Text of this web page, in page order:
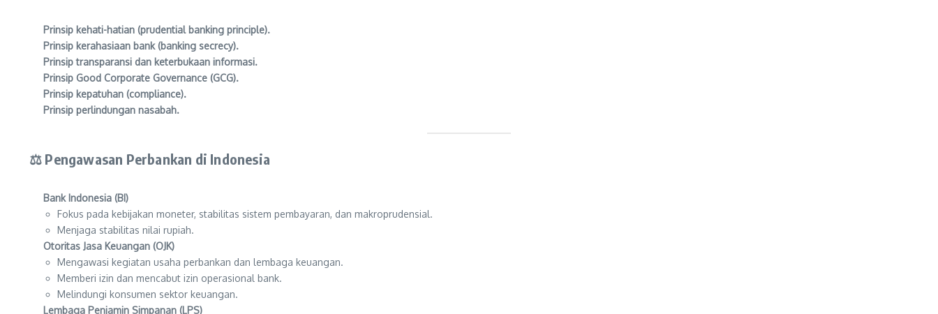
Prinsip kehati-hatian (prudential banking principle).
Prinsip kerahasiaan bank (banking secrecy).
Prinsip transparansi dan keterbukaan informasi.
Prinsip Good Corporate Governance (GCG).
Prinsip kepatuhan (compliance).
Prinsip perlindungan nasabah.
⚖️ Pengawasan Perbankan di Indonesia
Bank Indonesia (BI)
Fokus pada kebijakan moneter, stabilitas sistem pembayaran, dan makroprudensial.
Menjaga stabilitas nilai rupiah.
Otoritas Jasa Keuangan (OJK)
Mengawasi kegiatan usaha perbankan dan lembaga keuangan.
Memberi izin dan mencabut izin operasional bank.
Melindungi konsumen sektor keuangan.
Lembaga Penjamin Simpanan (LPS)